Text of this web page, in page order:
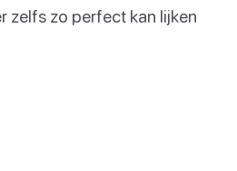
zelfs zo perfect kan lijken